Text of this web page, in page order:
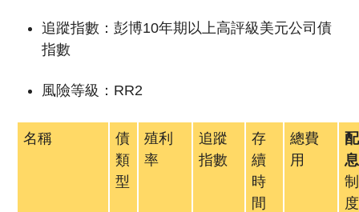
追蹤指數： 彭博10年期以上高評級美元公司債
指數
風險等級：RR2
名稱
債
類
型
殖利
率
追蹤
指數
存
續
時
間
總費
用
配
息
制
度